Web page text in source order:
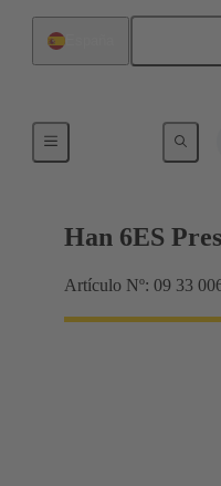
Corrientes hasta 16 A
Han 6ES
Artículo Nº: 09 33